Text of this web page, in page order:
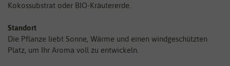
Kokossubstrat oder BIO-Kräutererde.
Standort
Die Pflanze liebt Sonne, Wärme und einen windgeschützten
Platz, um Ihr Aroma voll zu entwickeln.